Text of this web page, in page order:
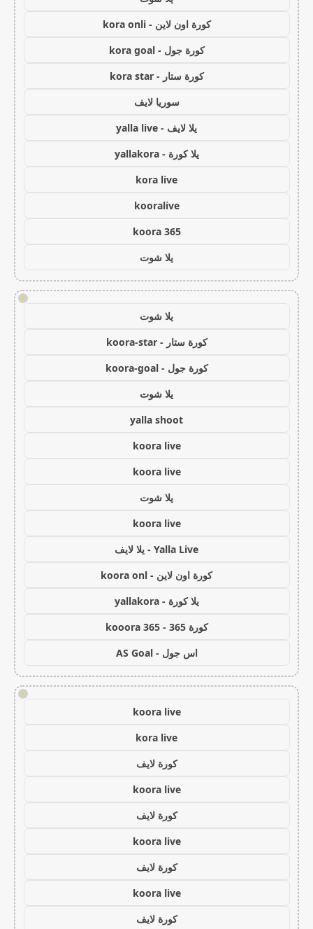
كورة اون لاين - kora onli
كورة جول - kora goal
كورة ستار - kora star
سوريا لايف
يلا لايف - yalla live
يلا كورة - yallakora
kora live
kooralive
koora 365
يلا شوت
!
يلا شوت
كورة ستار - koora-star
كورة جول - koora-goal
يلا شوت
yalla shoot
koora live
koora live
يلا شوت
koora live
Yalla Live - يلا لايف
كورة اون لاين - koora onl
يلا كورة - yallakora
كورة 365 - kooora 365
اس جول - AS Goal
!
koora live
kora live
كورة لايف
koora live
كورة لايف
koora live
كورة لايف
koora live
كورة لايف